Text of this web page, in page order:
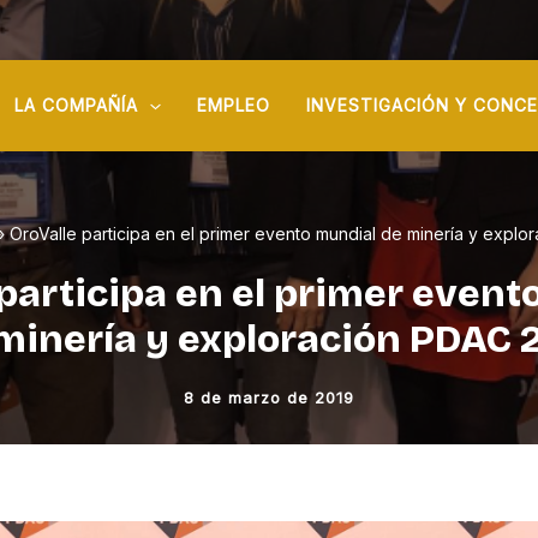
LA COMPAÑÍA EMPLEO INVESTIGACIÓN Y
OroValle participa en el primer evento mundial de minería y
en el primer
y exploración PDAC
8 de marzo de 2019